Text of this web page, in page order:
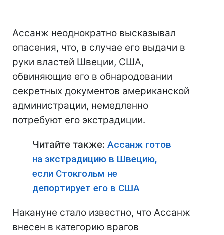
Ассанж неоднократно высказывал
опасения, что, в случае его выдачи в
руки властей Швеции, США,
обвиняющие его в обнародовании
секретных документов американской
администрации, немедленно
потребуют его экстрадиции.
Читайте также: Ассанж готов
на экстрадицию в Швецию,
если Стокгольм не
депортирует его в США
Накануне стало известно, что Ассанж
внесен в категорию врагов